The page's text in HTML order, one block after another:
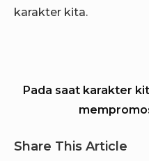
karakter kita.
Pada saat karakter
Share This Article